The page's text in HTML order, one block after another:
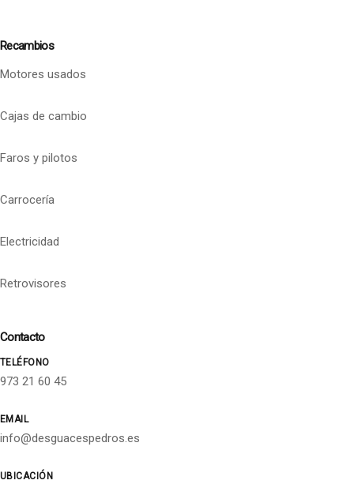
Recambios
Motores usados
Cajas de cambio
Faros y pilotos
Carrocería
Electricidad
Retrovisores
Contacto
TELÉFONO
973 21 60 45
EMAIL
info@desguacespedros.es
UBICACIÓN